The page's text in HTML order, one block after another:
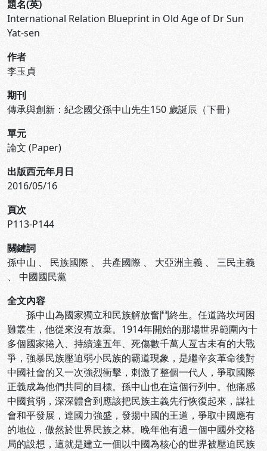
題名(英)
International Relation Blueprint in Old Age of Dr Sun
Yat-sen
作者
李玉貞
期刊
傳承與創新：紀念國父孫中山先生150 歲誕辰（下冊）
單元
論文 (Paper)
出版西元年月日
2016/05/16
頁次
P113-P144
關鍵詞
孫中山 、 民族國際 、 共產國際 、 大亞洲主義 、 三民主義
、 中國國民黨
全文內容
孫中山為國家獨立和民族解放奮鬥終生。任道路坎坷困
難叢生，他從來沒有放棄。1914年開始的那場世界範圍內十
多個國家捲入、持續達五年、死傷數千萬人亙古未有的大戰
爭，強暴民族壓迫弱小民族的霸道現象，是繼辛亥革命後對
中國社會的又一次強烈衝擊，刺激了整個一代人，爭取國際
正義成為他們共同的目標。孫中山也在這個行列中。他痛感
中國貧弱，深深體會到應該把民族主義先行恢復起來，謀社
會和平發展，達國力強盛，發揚中國的王道，爭取中國應有
的地位，傲然於世界民族之林。晚年他有過一個中國外交格
局的設想，這就是建立一個以中國為核心的世界被壓迫民族